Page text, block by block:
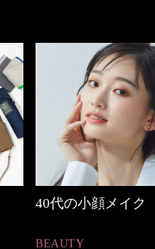
40代の小顔メイク
BEAUTY